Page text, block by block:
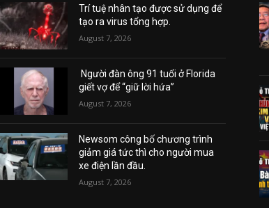
Trí tuệ nhân tạo được sử dụng để
tạo ra virus tổng hợp.
August 7, 2026
Người đàn ông 91 tuổi ở Florida
giết vợ để “giữ lời hứa”
August 7, 2026
Newsom công bố chương trình
giảm giá tức thì cho người mua
xe điện lần đầu.
August 7, 2026